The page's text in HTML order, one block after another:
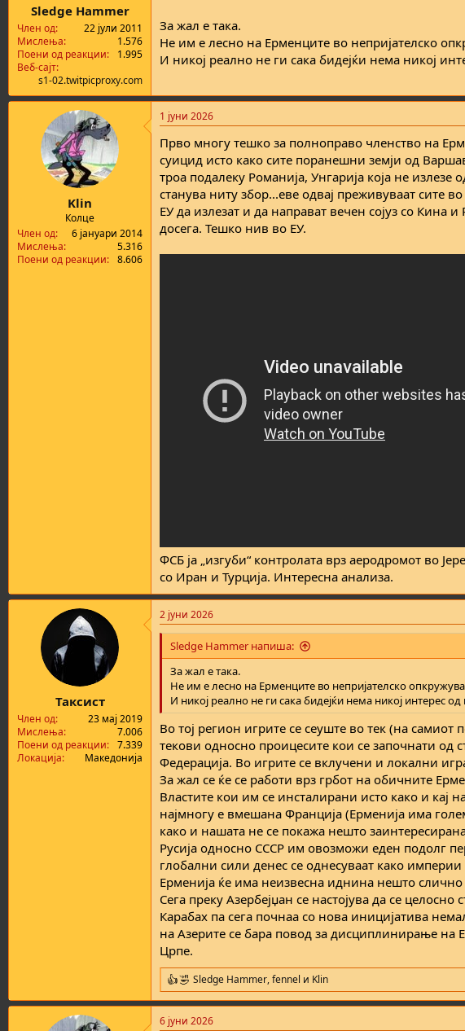
Sledge Hammer
Член од
22 јули 2011
Мислења
1.576
Поени од реакции
1.995
Веб-сајт
s1-02.twitpicproxy.com
За жал е така.
Не им е лесно на Ерменците во непријателско
И никој реално не ги сака бидејќи нема никој
Klin
Колце
Член од
6 јануари 2014
Мислења
5.316
Поени од реакции
8.606
1 јуни 2026
Прво многу тешко за полноправо членство на
суицид исто како сите поранешни земји од
троа подалеку Романија, Унгарија која не излезе
станува ниту збор...еве одвај преживуваат сите
ЕУ да излезат и да направат вечен сојуз со Кина
досега. Тешко нив во ЕУ.
ФСБ ја „изгуби“ контролата врз аеродромот во
со Иран и Турција. Интересна анализа.
Таксист
Член од
23 мај 2019
Мислења
7.006
Поени од реакции
7.339
Локација
Македонија
2 јуни 2026
Sledge Hammer напиша:
За жал е така.
Не им е лесно на Ерменците во непријателско
И никој реално не ги сака бидејќи нема никој интерес од
Во тој регион игрите се сеуште во тек (на
текови односно проицесите кои се започнати од
Федерација. Во игрите се вклучени и локални
За жал се ќе се работи врз грбот на обичните
Властите кои им се инсталирани исто како и кај
најмногу е вмешана Франција (Ерменија има
како и нашата не се покажа нешто
Русија односно СССР им овозможи еден подолг
глобални сили денес се однесуваат како
Ерменија ќе има неизвесна иднина нешто
Сега преку Азербејџан се настојува да се
Карабах па сега почнаа со нова иницијатива
на Азерите се бара повод за дисциплинирање
Црпе.
R
e
a
c
Sledge Hammer,fennel и Klin
6 јуни 2026